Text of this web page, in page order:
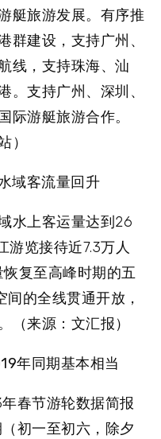
艇旅游发展。有序推
群建设，支持广州、
线，支持珠海、汕
。支持广州、深圳、
际游艇旅游合作。
）
域客流量回升
水上客运量达到26
游览接待近7.3万人
复至高峰时期的五
间的全线贯通开放，
（来源：文汇报）
年同期基本相当
春节游轮数据简报
初一至初六，除夕